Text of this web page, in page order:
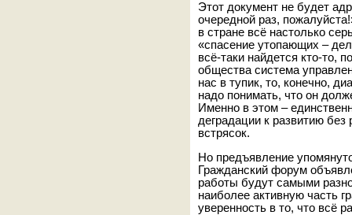
Этот документ не будет
очередной раз,
в стране всё настолько
«спасение утопающих –
всё-таки найдется кто-то,
общества система
нас в тупик, то, конечно,
надо понимать, что он
Именно в этом –
деградации к развитию
встрясок.
Но предъявление
Гражданский форум
работы будут самыми
наиболее активную часть
уверенность в то, что всё